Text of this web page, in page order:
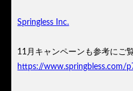
Springless Inc.
11月キャンペーンも参考にご
https://www.springbless.com/